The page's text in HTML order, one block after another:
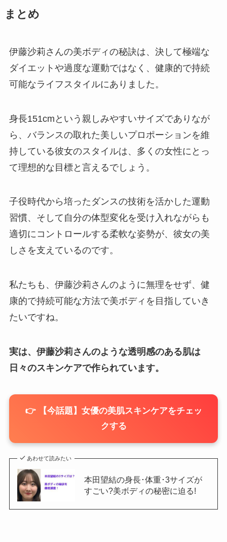
まとめ
伊藤沙莉さんの美ボディの秘訣は、決して極端な
ダイエットや過度な運動ではなく、健康的で持続
可能なライフスタイルにありました。
身長151cmという親しみやすいサイズでありなが
ら、バランスの取れた美しいプロポーションを維
持している彼女のスタイルは、多くの女性にとっ
て理想的な目標と言えるでしょう。
子役時代から培ったダンスの技術を活かした運動
習慣、そして自分の体型変化を受け入れながらも
適切にコントロールする柔軟な姿勢が、彼女の美
しさを支えているのです。
私たちも、伊藤沙莉さんのように無理をせず、健
康的で持続可能な方法で美ボディを目指していき
たいですね。
実は、伊藤沙莉さんのような透明感のある肌は
日々のスキンケアで作られています。
👉 【今話題】女優の美肌スキンケアをチェッ
クする
あわせて読みたい
本田望結の身長･体重･3サイズが
すごい?美ボディの秘密に迫る!